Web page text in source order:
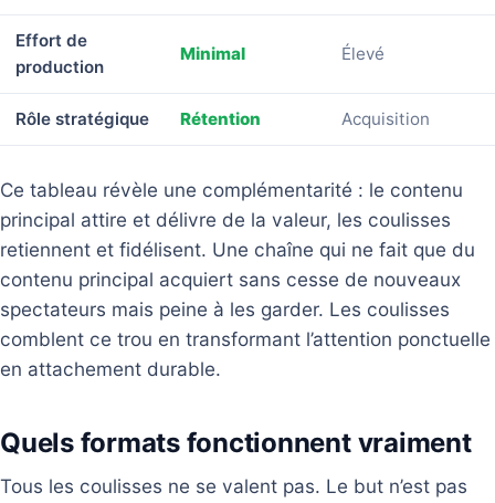
Effort de
production
Minimal Élevé
Rôle stratégique Rétention Acquisition
Ce tableau révèle une complémentarité : le contenu
principal attire et délivre de la valeur, les coulisses
retiennent et fidélisent. Une chaîne qui ne fait que du
contenu principal acquiert sans cesse de nouveaux
spectateurs mais peine à les garder. Les coulisses
comblent ce trou en transformant l’attention ponctuelle
en attachement durable.
Quels formats fonctionnent vraiment
Tous les coulisses ne se valent pas. Le but n’est pas